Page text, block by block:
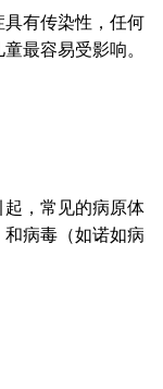
有传染性，任何
最容易受影响。
，常见的病原体
病毒（如诺如病